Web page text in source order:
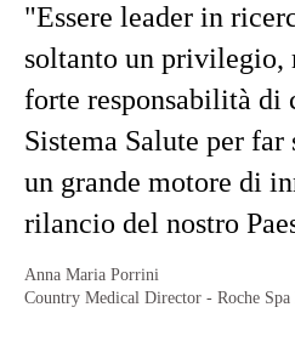
"Essere leader in
soltanto un privilegio,
forte responsabilità di
Sistema Salute per
un grande motore di
rilancio del nostro
Anna Maria Porrini
Country Medical Director - Roche